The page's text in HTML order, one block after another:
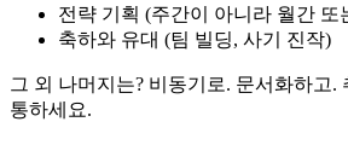
전략 기획 (주간이 아니라 월간 또
축하와 유대 (팀 빌딩, 사기 진작)
그 외 나머지는? 비동기로. 문서화하고.
통하세요.